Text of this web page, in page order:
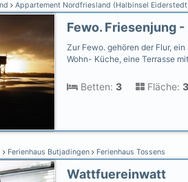
Appartement Nordfriesland (Halbinsel
Zur Fewo. gehören der Flur,
Wohn- Küche, eine Terrasse
Betten: 3 Fläche:
Ferienhaus Butjadingen Ferienhaus Tossens
Wattfuereinwatt